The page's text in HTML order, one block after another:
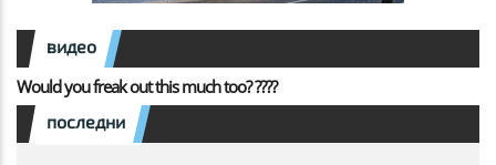
видео
Would you freak out this much too? ????
последни